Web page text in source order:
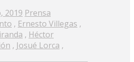
2019 Prensa
, Ernesto Villegas ,
, Héctor
, Josué Lorca ,